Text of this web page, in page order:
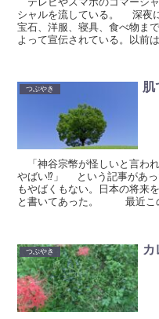
シャルを流している。 深夜
宝石、洋服、寝具、食べ物ま
よって宣伝されている。以前
つぶやき 肌
「神谷宗幣が怪しいと言わ
やばい⁉」 という記事があっ
もやばくもない。日本の将来
と書いてあった。 最近こ
つぶやき